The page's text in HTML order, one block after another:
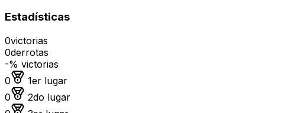
Estadísticas
0victorias
0derrotas
-% victorias
0
Medalla de oro
1er lugar
0
Medalla de plata
2do lugar
Medalla de bronce